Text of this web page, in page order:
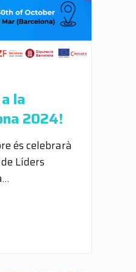
la
2024!
és celebrarà
Líders